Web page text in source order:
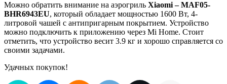
Можно обратить внимание на аэрогриль Xiaomi – MAF05-
BHR6943EU, который обладает мощностью 1600 Вт, 4-
литровой чашей с антипригарным покрытием. Устройство
можно подключить к приложению через Mi Home. Стоит
отметить, что устройство весит 3.9 кг и хорошо справляется со
своими задачами.
Удачных покупок!